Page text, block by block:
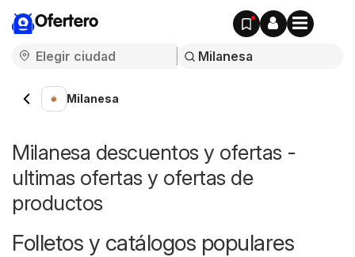
Ofertero
Milanesa
Milanesa descuentos y ofertas -
ultimas ofertas y ofertas de
productos
Folletos y catálogos populares